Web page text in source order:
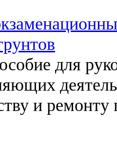
для
и